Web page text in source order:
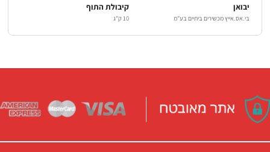
יבואן
בי.אס.אייץ מכשירים ביתיים בע"מ
קיבולת התוף
10 ק"ג